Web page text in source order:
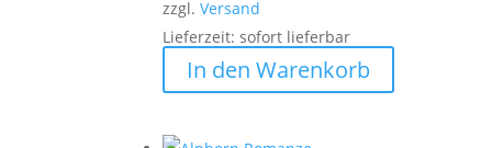
zzgl.Versand
Lieferzeit: sofort lieferbar
In den Warenkorb